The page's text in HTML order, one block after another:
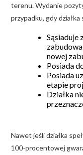
terenu. Wydanie
przypadku, gdy
Sąsiaduje
nowej
Posiada
Posiada
etapie
Działka
Nawet jeśli działka
100-procentowej